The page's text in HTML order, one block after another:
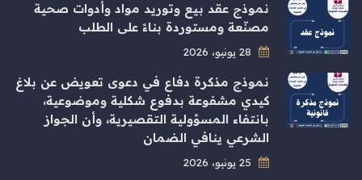
نموذج عقد بيع وتوريد مواد وأدوات صحية
مصنّعة ومستوردة بناءً على الطلب
نموذج مذكرة دفاع في دعوى تعويض عن بلاغ
كيدي مشفوعة بدفوع شكلية وموضوعية،
بانتفاء المسؤولية التقصيرية، وأن الجواز
الشرعي ينافي الضمان